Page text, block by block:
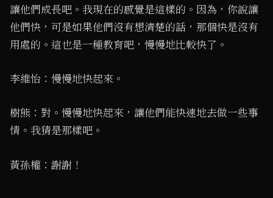
讓他們成長吧。我現在的感覺是這樣的。因為，你說讓
他們快，可是如果他們沒有想清楚的話，那個快是沒有
用處的。這也是一種教育吧，慢慢地比較快了。
李維怡：慢慢地快起來。
樹熊：對。慢慢地快起來，讓他們能快速地去做一些事
情。我猜是那樣吧。
黃孫權：謝謝！